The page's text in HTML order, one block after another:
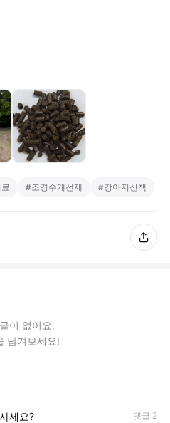
#조경수개선제 #강아지산책
이 없어요.
남겨보세요!
세요? 댓글 2